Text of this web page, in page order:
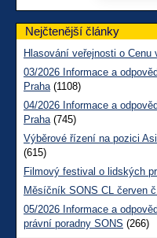
Nejčtenější články
Hlasování veřejnosti o
03/2026 Informace a
Praha(1108)
04/2026 Informace a
Praha(745)
Výběrové řízení na pozici
(615)
Filmový festival o lidských
Měsíčník SONS CL červen
05/2026 Informace a
právní poradny SONS (266)